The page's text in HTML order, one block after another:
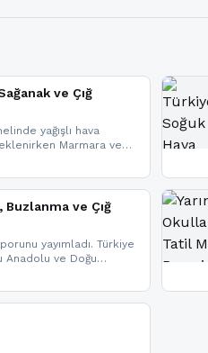
ve Çığ
yağışlı hava
Marmara ve
çığ tehlikesi
ve Çığ
yayımladı. Türkiye
ve Doğu
İşte son dakika